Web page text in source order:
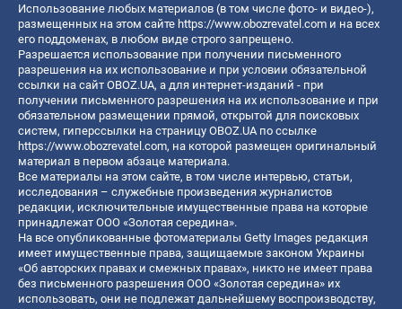
Использование любых материалов (в том числе фото- и видео-),
размещенных на этом сайте https://www.obozrevatel.com и на всех
его поддоменах, в любом виде строго запрещено.
Разрешается использование при получении письменного
разрешения на их использование и при условии обязательной
ссылки на сайт OBOZ.UA, а для интернет-изданий - при
получении письменного разрешения на их использование и при
обязательном размещении прямой, открытой для поисковых
систем, гиперссылки на страницу OBOZ.UA по ссылке
https://www.obozrevatel.com, на которой размещен оригинальный
материал в первом абзаце материала.
Все материалы на этом сайте, в том числе интервью, статьи,
исследования – служебные произведения журналистов
редакции, исключительные имущественные права на которые
принадлежат ООО «Золотая середина».
На все опубликованные фотоматериалы Getty Images редакция
имеет имущественные права, защищаемые законом Украины
«Об авторских правах и смежных правах», никто не имеет права
без письменного разрешения ООО «Золотая середина» их
использовать, они не подлежат дальнейшему воспроизводству,